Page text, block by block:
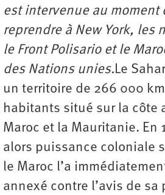
est intervenue au moment
reprendre à New York, les
le Front Polisario et le
des Nations unies.Le
un territoire de 266 000
habitants situé sur la côte
Maroc et la Mauritanie. En
alors puissance coloniale
le Maroc l’a
annexé contre l’avis de